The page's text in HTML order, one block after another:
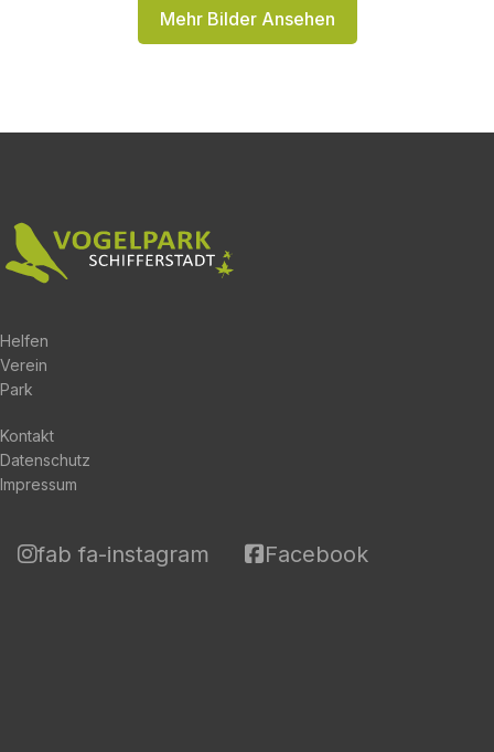
Mehr Bilder Ansehen
Helfen
Verein
Park
Kontakt
Datenschutz
Impressum
fab fa-instagram Facebook